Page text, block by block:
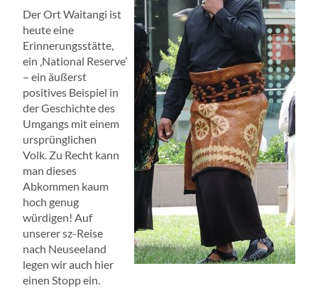
Der Ort Waitangi ist
heute eine
Erinnerungsstätte,
ein ‚National Reserve’
– ein äußerst
positives Beispiel in
der Geschichte des
Umgangs mit einem
ursprünglichen
Volk. Zu Recht kann
man dieses
Abkommen kaum
hoch genug
würdigen! Auf
unserer sz-Reise
nach Neuseeland
legen wir auch hier
einen Stopp ein.